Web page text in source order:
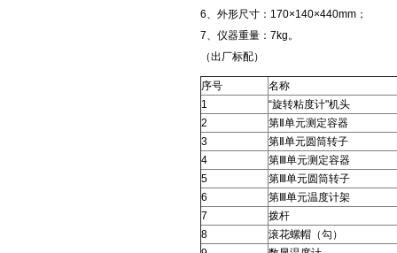
6、外形尺寸：170×140×440mm；
7、仪器重量：7kg。
（出厂标配）
序号
名称
1
“旋转粘度计"机头
2
第Ⅱ单元测定容器
3
第Ⅱ单元圆筒转子
4
第Ⅲ单元测定容器
5
第Ⅲ单元圆筒转子
6
第Ⅲ单元温度计架
7
拨杆
8
滚花螺帽（勾）